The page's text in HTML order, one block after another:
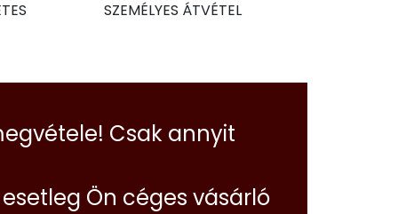
SZEMÉLYES ÁTVÉTEL
Csak annyit
Ön céges vásárló